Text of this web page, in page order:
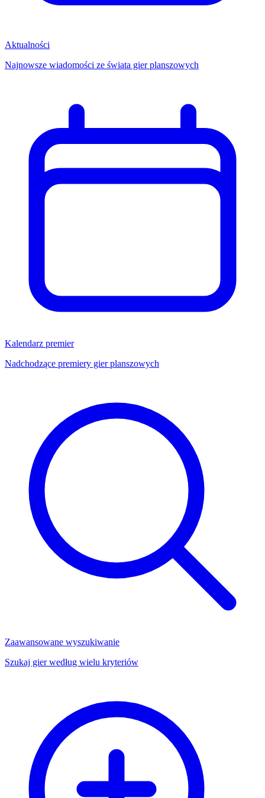
Aktualności
Najnowsze wiadomości ze świata gier planszowych
Kalendarz premier
Nadchodzące premiery gier planszowych
Zaawansowane wyszukiwanie
Szukaj gier według wielu kryteriów